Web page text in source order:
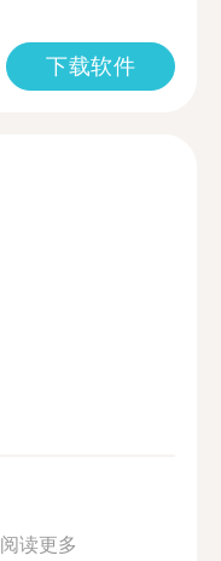
下载软件
阅读更多